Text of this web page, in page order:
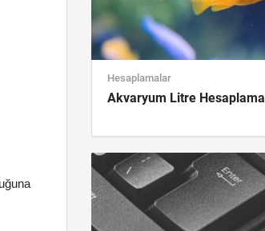
Hesaplamalar
Akvaryum Litre Hesaplama